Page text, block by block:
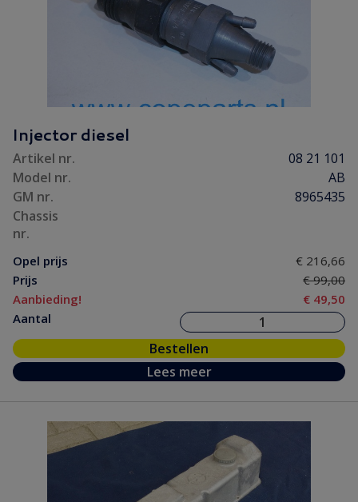
Injector diesel
Artikel nr.
08 21 101
Model nr.
AB
GM nr.
8965435
Chassis
nr.
Opel prijs
€ 216,66
Prijs
€ 99,00
Aanbieding!
€ 49,50
Aantal
Bestellen
Lees meer